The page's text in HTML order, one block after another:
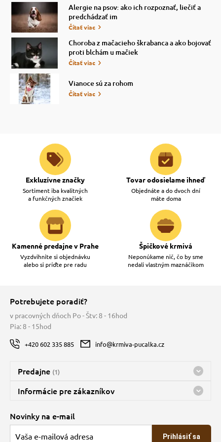
poukazy
Alergie na psov: ako ich rozpoznať, liečiť a
predchádzať im
Čítať viac
Choroba z mačacieho škrabanca a ako bojovať
proti blchám u mačiek
Čítať viac
Vianoce sú za rohom
Čítať viac
Exkluzívne značky
Sortiment iba kvalitných
a funkčných značiek
Tovar odosielame ihneď
Objednáte a do dvoch dní
máte doma
Kamenné predajne v Prahe
Vyzdvihnite si objednávku
alebo si príďte pre radu
Špičkové krmivá
Neponúkame nič, čo by sme
nedali vlastným maznáčikom
Potrebujete poradiť?
v pracovných dňoch Po - Štv: 8 - 16hod
Pia: 8 - 15hod
+420 602 335 885 info@krmiva-pucalka.cz
Predajne (1)
Predajňa a sklad Kbely
Bohužiaľ, momentálne máme zatvorené
Informácie pre zákazníkov
O spoločnosti
Novinky na e-mail
Prihlásiť sa